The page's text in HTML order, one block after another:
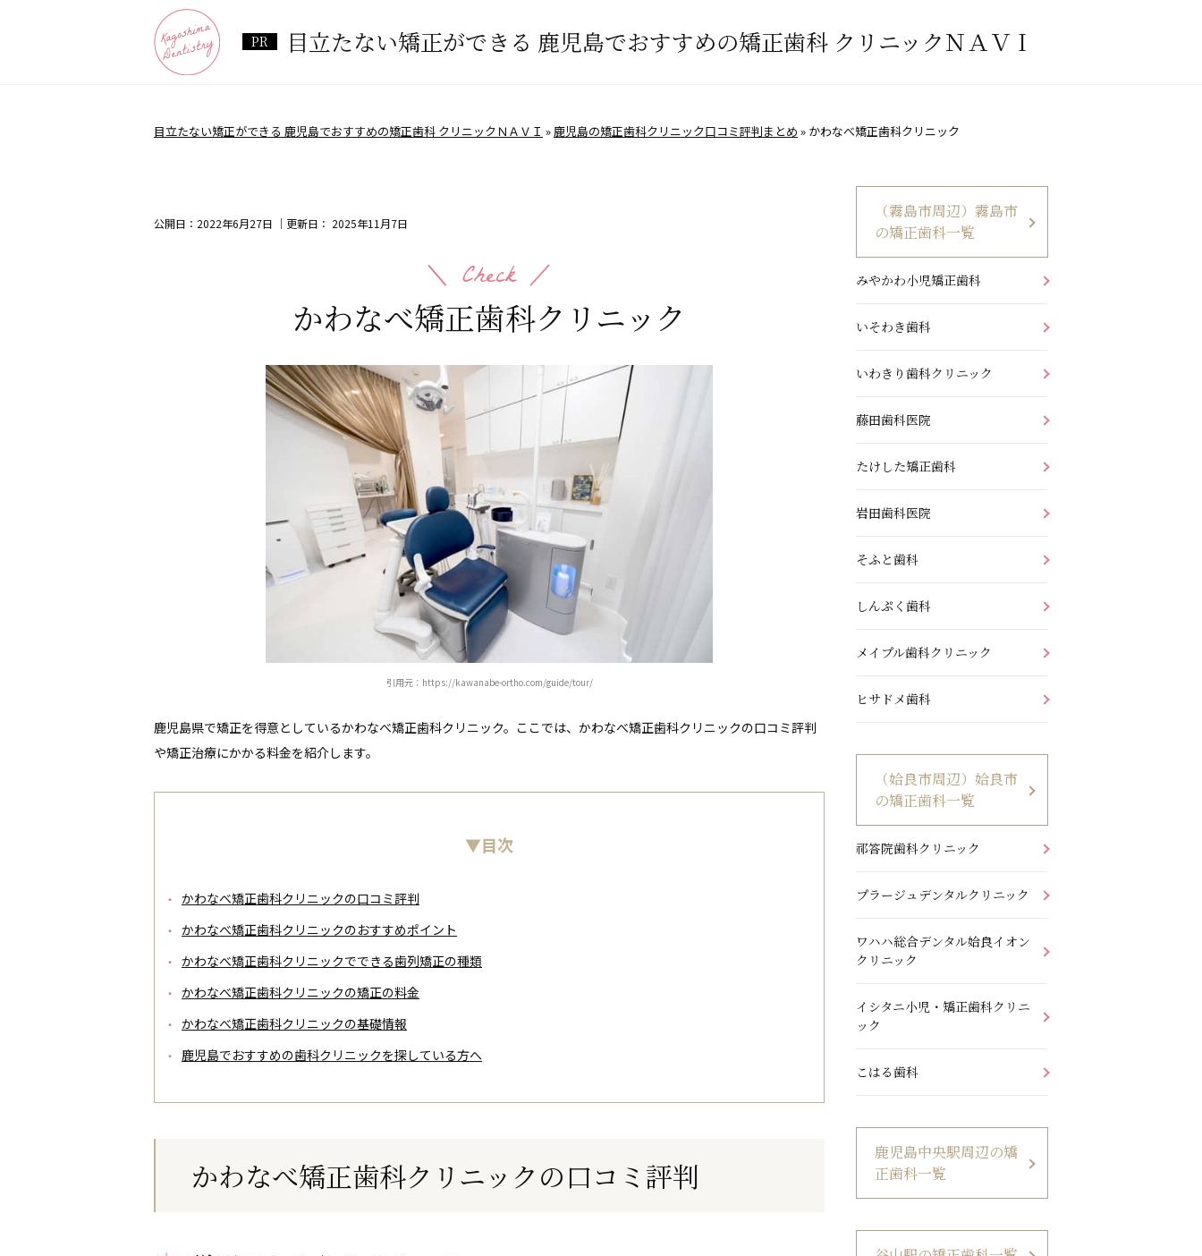
目立たない矯正ができる 鹿児島でおすすめの矯正歯科 クリニックＮＡＶＩ
目立たない矯正ができる 鹿児島でおすすめの矯正歯科 クリニックＮＡＶＩ » 鹿児島の矯正歯科クリニック口コミ評判まとめ » かわなべ矯正歯科クリニック
公開日： 2022年6月27日 ｜更新日： 2025年11月7日
かわなべ矯正歯科クリニック
引用元：https://kawanabe-ortho.com/guide/tour/
鹿児島県で矯正を得意としているかわなべ矯正歯科クリニック。ここでは、かわなべ矯正歯科クリニックの口コミ評判
や矯正治療にかかる料金を紹介します。
▼目次
かわなべ矯正歯科クリニックの口コミ評判
かわなべ矯正歯科クリニックのおすすめポイント
かわなべ矯正歯科クリニックでできる歯列矯正の種類
かわなべ矯正歯科クリニックの矯正の料金
かわなべ矯正歯科クリニックの基礎情報
鹿児島でおすすめの歯科クリニックを探している方へ
かわなべ矯正歯科クリニックの口コミ評判
（霧島市周辺）霧島市
の矯正歯科一覧
みやかわ小児矯正歯科
いそわき歯科
いわきり歯科クリニック
藤田歯科医院
たけした矯正歯科
岩田歯科医院
そふと歯科
しんぷく歯科
メイプル歯科クリニック
ヒサドメ歯科
（姶良市周辺）姶良市
の矯正歯科一覧
祁答院歯科クリニック
プラージュデンタルクリニック
ワハハ総合デンタル姶良イオン
クリニック
イシタニ小児・矯正歯科クリニ
ック
こはる歯科
鹿児島中央駅周辺の矯
正歯科一覧